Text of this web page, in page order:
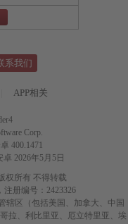
系我们
APP相关
Corp.
400.1471
2026年5月5日
权所有 不得转载
注册编号：2423326
辖区（包括美国、加拿大、中国
拉、利比里亚、厄立特里亚、埃